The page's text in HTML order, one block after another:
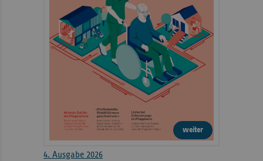
weiter
4. Ausgabe 2026